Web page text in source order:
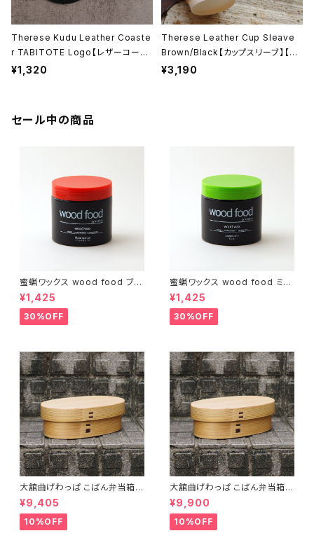
Therese Kudu Leather Coaste
r TABITOTE Logo【レザーコース
ター】【本革製】【日本製】【ギフト プレ
¥1,320
Therese Leather Cup Sleave
Brown/Black【カップスリーブ】【カ
ップホルダー】【本革製】【日本製】【テ
¥3,190
セール中の商品
蜜蝋ワックス wood food ブラ
ッドオレンジ【DIY】【木工】【ギフ
ト プレゼント】【父の日 お誕生
日】
¥1,425
30%OFF
蜜蝋ワックス wood food ミン
ト【DIY】【木工】【ギフト プレゼン
ト】【父の日 お誕生日】
¥1,425
30%OFF
大舘曲げわっぱ こばん弁当箱
（小） りょうび庵 秋田県大舘市
【伝統的工芸品】【民藝品】【ギフ
ト プレゼント】【父の日 お誕生
日】
¥9,405
10%OFF
大舘曲げわっぱ こばん弁当箱
（中） りょうび庵 秋田県大舘市
【伝統的工芸品】【民藝品】【ギフ
ト プレゼント】【父の日 お誕生
日】
¥9,900
10%OFF